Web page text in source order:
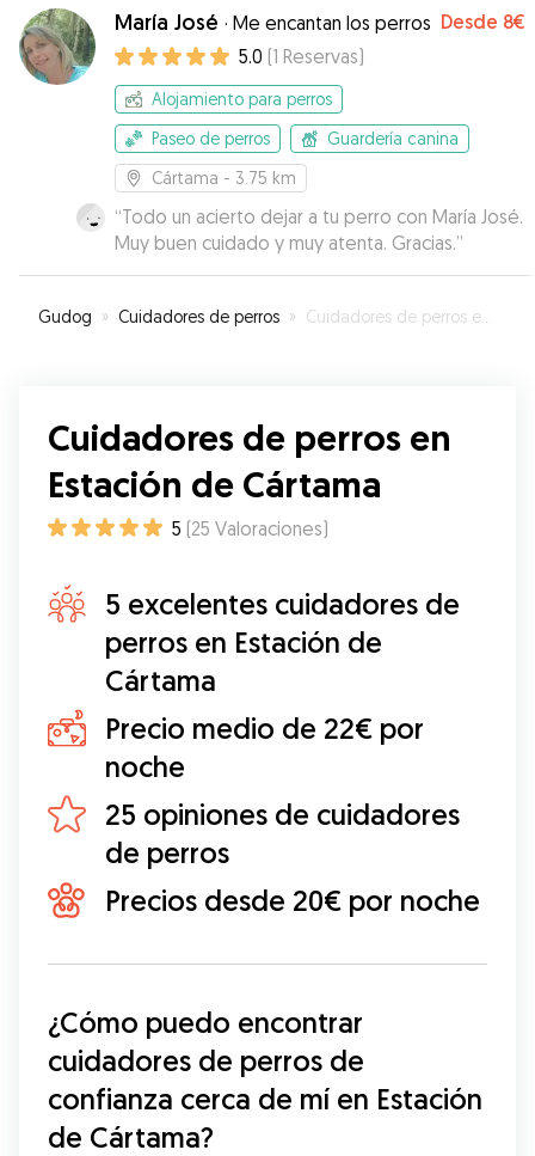
María José · Me encantan los perros Desde 8€
5.0 (1 Reservas)
Alojamiento para perros
Paseo de perros
Guardería canina
Cártama - 3.75 km
“Todo un acierto dejar a tu perro con María José.
Muy buen cuidado y muy atenta. Gracias.”
Gudog » Cuidadores de perros » Cuidadores de perros en Estación de Cártama
Cuidadores de perros en
Estación de Cártama
5 (25 Valoraciones)
5 excelentes cuidadores de
perros en Estación de
Cártama
Precio medio de 22€ por
noche
25 opiniones de cuidadores
de perros
Precios desde 20€ por noche
¿Cómo puedo encontrar
cuidadores de perros de
confianza cerca de mí en Estación
de Cártama?